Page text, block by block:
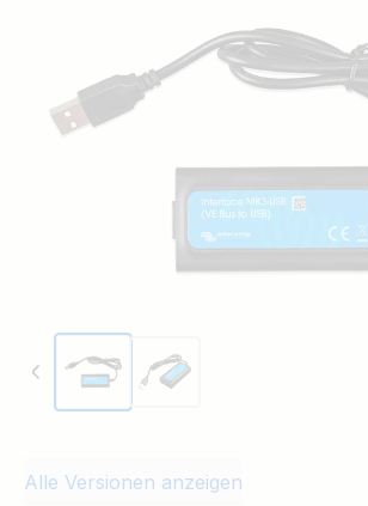
einem VE.Bus
ECOmulti, EasySolar,
Alle Versionen anzeigen